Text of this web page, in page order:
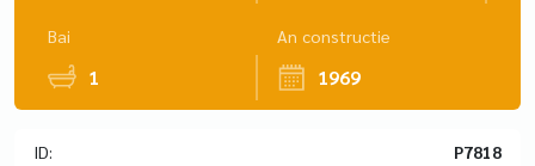
Bai
1
An constructie
1969
ID: P7818